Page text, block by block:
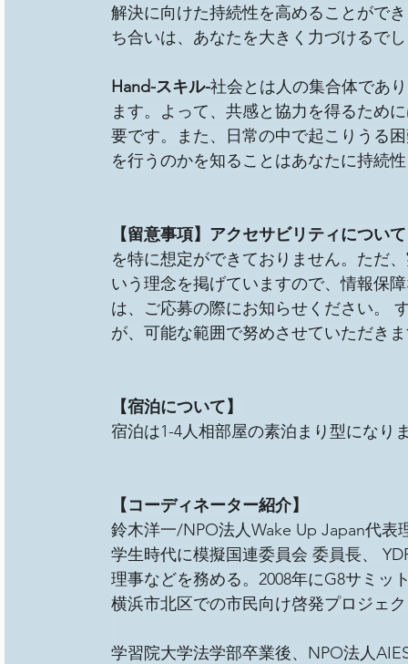
解決に向けた持続性を高めることがで
ち合いは、あなたを大きく力づけるで
Hand-スキル-社会とは人の集合体であ
ます。よって、共感と協力を得るため
要です。また、日常の中で起こりうる
を行うのかを知ることはあなたに持続
【留意事項】アクセサビリティについて
を特に想定ができておりません。ただ
いう理念を掲げていますので、情報保
は、ご応募の際にお知らせください。
が、可能な範囲で努めさせていただき
【宿泊について】
宿泊は1-4人相部屋の素泊まり型になり
【コーディネーター紹介】
鈴木洋一/NPO法人Wake Up Japan代表
学生時代に模擬国連委員会 委員長、
理事などを務める。2008年にG8サミッ
横浜市北区での市民向け啓発プロジェ
学習院大学法学部卒業後、NPO法人